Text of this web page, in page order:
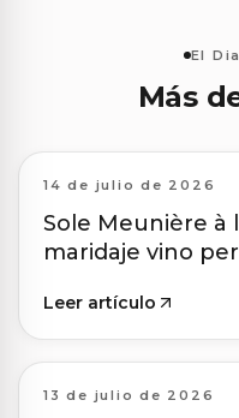
El
Más
14 de julio de 2026
Sole Meunière à
maridaje vino
Leer artículo
13 de julio de 2026